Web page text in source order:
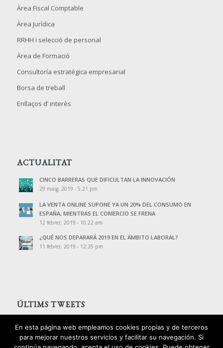
Àrea Fiscal Comptable
Àrea Jurídica
RRHH i selecció de personal
Àrea de Formació
Consultoría estratégica empresarial
Borsa de treball
Enllaços d’ interès
ACTUALITAT
CINCO BARRERAS QUE DIFICULTAN LA INNOVACIÓN
29 maig, 2019 - 5:21 pm
LA VENTA ONLINE SUPONE YA UN 20% DEL CONSUMO EN
ESPAÑA, MIENTRAS EL COMERCIO SE FRENA
12 febrer, 2019 - 10:22 am
¿QUÉ NOS DEPARARÁ 2019 EN EL ÁMBITO LABORAL?
11 febrer, 2019 - 12:35 pm
ÚLTIMS TWEETS
Tweets de @PalomoAssessors
En esta página web empleamos cookies propias y de terceros
para mejorar nuestros servicios y facilitar su navegación. Si